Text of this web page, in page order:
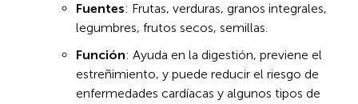
Fuentes: Frutas, verduras, granos integrales,
legumbres, frutos secos, semillas.
Función: Ayuda en la digestión, previene el
estreñimiento, y puede reducir el riesgo de
enfermedades cardíacas y algunos tipos de